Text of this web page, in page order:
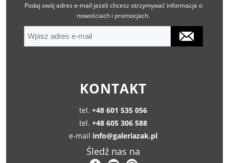
Podaj swój adres e-mail jeżeli chcesz otrzymywać informacje o
nowościach i promocjach.
KONTAKT
tel.+48 601 535 056
tel.+48 605 306 588
e-mail info@galeriazak.pl
Śledź nas na